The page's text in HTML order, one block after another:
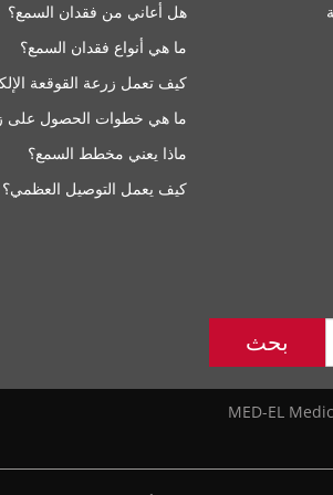
هل أعاني من فقدان السمع؟
ما هي أنواع فقدان السمع؟
كيف تعمل زرعة القوقعة
ما هي خطوات الحصول على
ماذا يعني مخطط السمع؟
كيف يعمل التوصيل العظمي؟
بحث